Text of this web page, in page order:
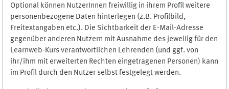
Optional können NutzerInnen freiwillig in ihrem Profil weitere
personenbezogene Daten hinterlegen (z.B. Profilbild,
Freitextangaben etc.). Die Sichtbarkeit der E-Mail-Adresse
gegenüber anderen Nutzern mit Ausnahme des jeweilig für den
Learnweb-Kurs verantwortlichen Lehrenden (und ggf. von
ihr/ihm mit erweiterten Rechten eingetragenen Personen) kann
im Profil durch den Nutzer selbst festgelegt werden.